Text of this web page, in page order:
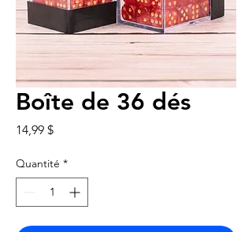
Boîte de 36 dés
14,99 $Prix
Quantité *